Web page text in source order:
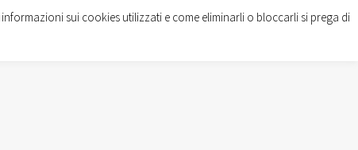
sui cookies utilizzati e come eliminarli o bloccarli si prega di